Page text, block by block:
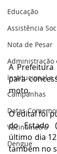
Educação
Assistência
Nota de Pesar
Administração
Institucional e
Campanhas
Datas
Vacinômetro
Dengue
A
para
moto.
O edital foi
do Estado
último dia
também no